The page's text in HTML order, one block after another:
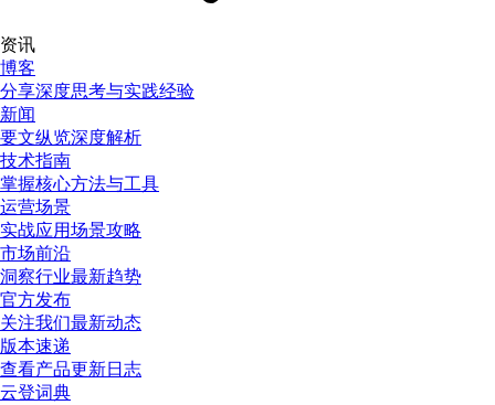
资讯
博客
分享深度思考与实践经验
新闻
要文纵览深度解析
技术指南
掌握核心方法与工具
运营场景
实战应用场景攻略
市场前沿
洞察行业最新趋势
官方发布
关注我们最新动态
版本速递
查看产品更新日志
云登词典